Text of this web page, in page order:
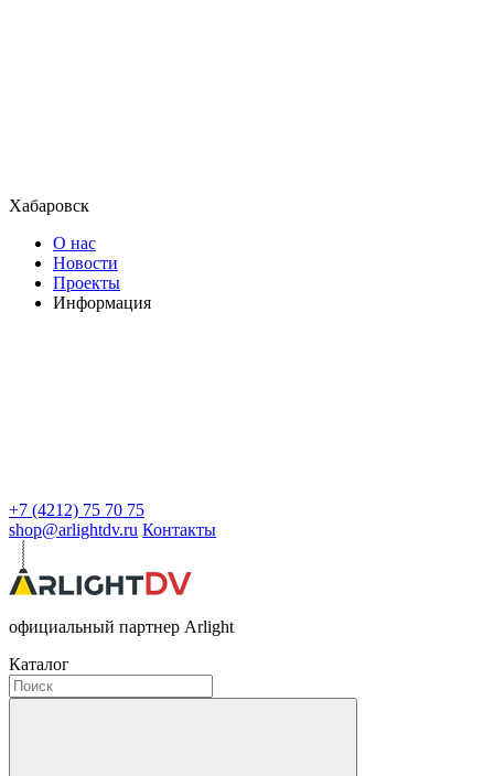
Хабаровск
О нас
Новости
Проекты
Информация
+7 (4212) 75 70 75
shop@arlightdv.ru Контакты
официальный партнер Arlight
Каталог